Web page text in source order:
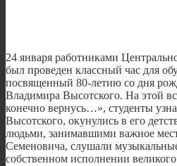
24 января работниками
был проведен классный час для
посвященный 80-летию со дня
Владимира Высотского. На этой
конечно вернусь…», студенты
Высотского, окунулись в его
людьми, занимавшими важное
Семеновича, слушали
собственном исполнении великого